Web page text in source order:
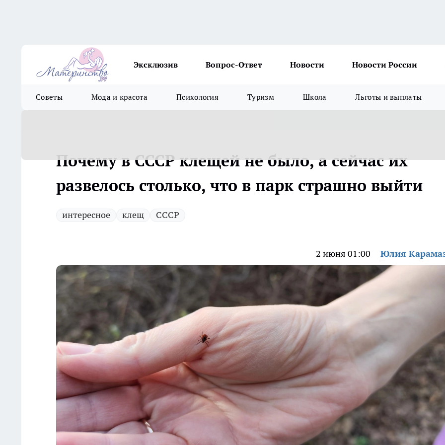
Эксклюзив Вопрос-Ответ Новости Новости России
Советы Мода и красота Психология Туризм Школа Льготы и выплаты
Почему в СССР клещей не было, а сейчас их
развелось столько, что в парк страшно выйти
интересное клещ СССР
2 июня 01:00 Юлия